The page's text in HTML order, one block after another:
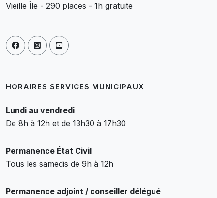
Vieille Île - 290 places - 1h gratuite
HORAIRES SERVICES MUNICIPAUX
Lundi au vendredi
De 8h à 12h et de 13h30 à 17h30
Permanence État Civil
Tous les samedis de 9h à 12h
Permanence adjoint / conseiller délégué